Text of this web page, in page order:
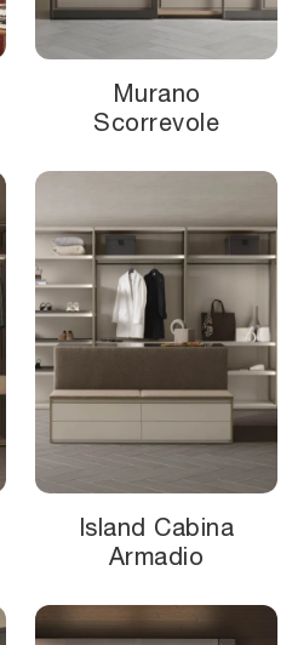
Murano
Scorrevole
Island Cabina
Armadio